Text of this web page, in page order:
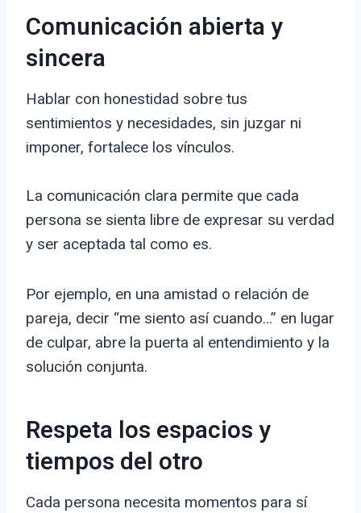
Comunicación abierta y
sincera
Hablar con honestidad sobre tus
sentimientos y necesidades, sin juzgar ni
imponer, fortalece los vínculos.
La comunicación clara permite que cada
persona se sienta libre de expresar su verdad
y ser aceptada tal como es.
Por ejemplo, en una amistad o relación de
pareja, decir “me siento así cuando…” en lugar
de culpar, abre la puerta al entendimiento y la
solución conjunta.
Respeta los espacios y
tiempos del otro
Cada persona necesita momentos para sí